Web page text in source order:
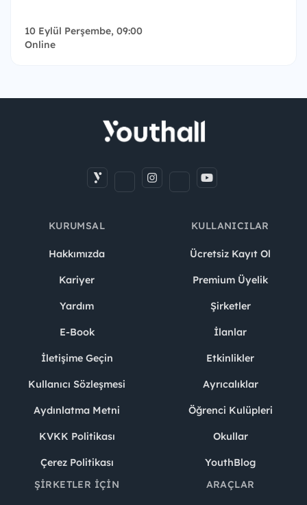
10 Eylül Perşembe, 09:00
Online
KURUMSAL
Hakkımızda
Kariyer
Yardım
E-Book
İletişime Geçin
Kullanıcı Sözleşmesi
Aydınlatma Metni
KVKK Politikası
Çerez Politikası
KULLANICILAR
Ücretsiz Kayıt Ol
Premium Üyelik
Şirketler
İlanlar
Etkinlikler
Ayrıcalıklar
Öğrenci Kulüpleri
Okullar
YouthBlog
ŞIRKETLER İÇIN
ARAÇLAR